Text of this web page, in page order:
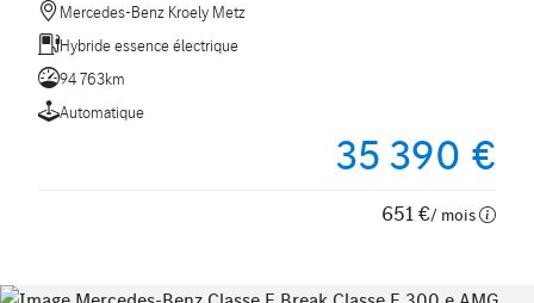
Mercedes-Benz Kroely Metz
Hybride essence électrique
94 763km
Automatique
35 390 €
651 €/ mois